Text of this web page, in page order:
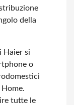
della
Haier si
o
tutte le